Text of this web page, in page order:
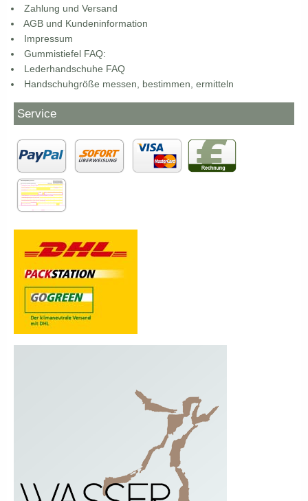
Zahlung und Versand
AGB und Kundeninformation
Impressum
Gummistiefel FAQ:
Lederhandschuhe FAQ
Handschuhgröße messen, bestimmen, ermitteln
Service